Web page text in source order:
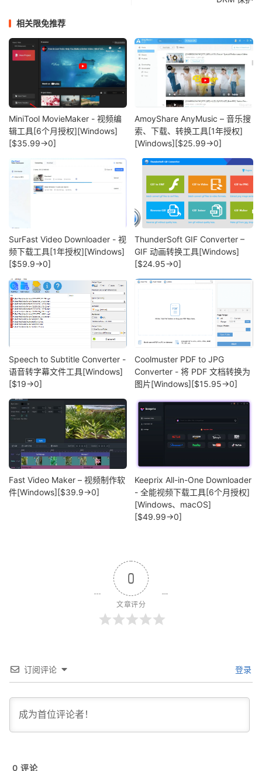
相关限免推荐
MiniTool MovieMaker - 视频编
辑工具[6个月授权][Windows]
[$35.99→0]
AmoyShare AnyMusic – 音乐搜
索、下载、转换工具[1年授权]
[Windows][$25.99→0]
SurFast Video Downloader - 视
频下载工具[1年授权][Windows]
[$59.9→0]
ThunderSoft GIF Converter –
GIF 动画转换工具[Windows]
[$24.95→0]
Speech to Subtitle Converter -
语音转字幕文件工具[Windows]
[$19→0]
Coolmuster PDF to JPG
Converter - 将 PDF 文档转换为
图片[Windows][$15.95→0]
Fast Video Maker – 视频制作软
件[Windows][$39.9→0]
Keeprix All-in-One Downloader
- 全能视频下载工具[6个月授权]
[Windows、macOS]
[$49.99→0]
0
文章评分
订阅评论 登录
0 评论